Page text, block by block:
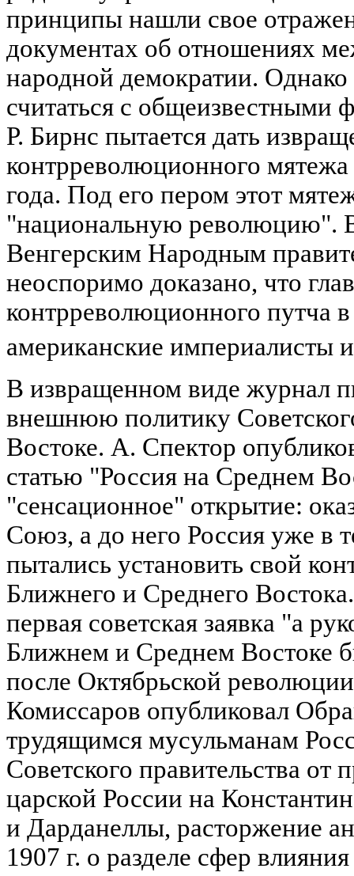
принципы нашли свое
документах об отношениях
народной демократии.
считаться с общеизвестными
Р. Бирнс пытается дать
контрреволюционного
года. Под его пером этот
"национальную революцию".
Венгерским Народным
неоспоримо доказано, что
контрреволюционного путча
американские империалисты
В извращенном виде журнал
внешнюю политику
Востоке. А. Спектор
статью "Россия на Среднем
"сенсационное" открытие:
Союз, а до него Россия уже в
пытались установить свой
Ближнего и Среднего
первая советская заявка "а
Ближнем и Среднем Востоке
после Октябрьской
Комиссаров опубликовал
трудящимся мусульманам
Советского правительства от
царской России на
и Дарданеллы, расторжение
1907 г. о разделе сфер